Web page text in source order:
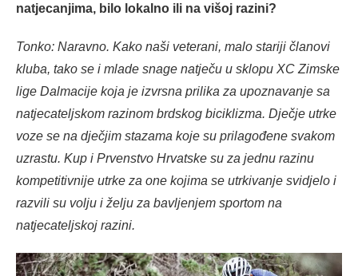
natjecanjima, bilo lokalno ili na višoj razini?
Tonko: Naravno. Kako naši veterani, malo stariji članovi
kluba, tako se i mlade snage natječu u sklopu XC Zimske
lige Dalmacije koja je izvrsna prilika za upoznavanje sa
natjecateljskom razinom brdskog biciklizma. Dječje utrke
voze se na dječjim stazama koje su prilagođene svakom
uzrastu. Kup i Prvenstvo Hrvatske su za jednu razinu
kompetitivnije utrke za one kojima se utrkivanje svidjelo i
razvili su volju i želju za bavljenjem sportom na
natjecateljskoj razini.